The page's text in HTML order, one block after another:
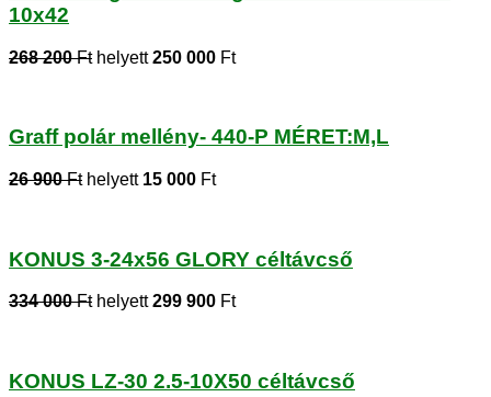
10x42
268 200 Fthelyett250 000 Ft
Graff polár mellény- 440-P MÉRET:M,L
26 900 Fthelyett 15 000 Ft
KONUS 3-24x56 GLORY céltávcső
334 000 Fthelyett299 900 Ft
KONUS LZ-30 2.5-10X50 céltávcső